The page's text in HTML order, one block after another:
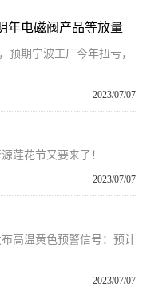
年电磁阀产品等放量
预期宁波工厂今年扭亏，
2023/07/07
莲花节又要来了！
2023/07/07
高温黄色预警信号：预计
2023/07/07